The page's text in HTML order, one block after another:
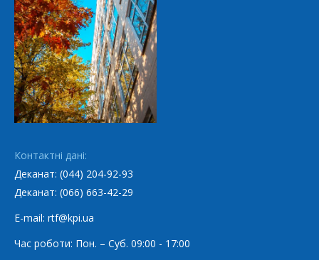
Контактні дані:
Деканат: (044) 204-92-93
Деканат: (066) 663-42-29
E-mail: rtf@kpi.ua
Час роботи: Пон. – Суб. 09:00 - 17:00